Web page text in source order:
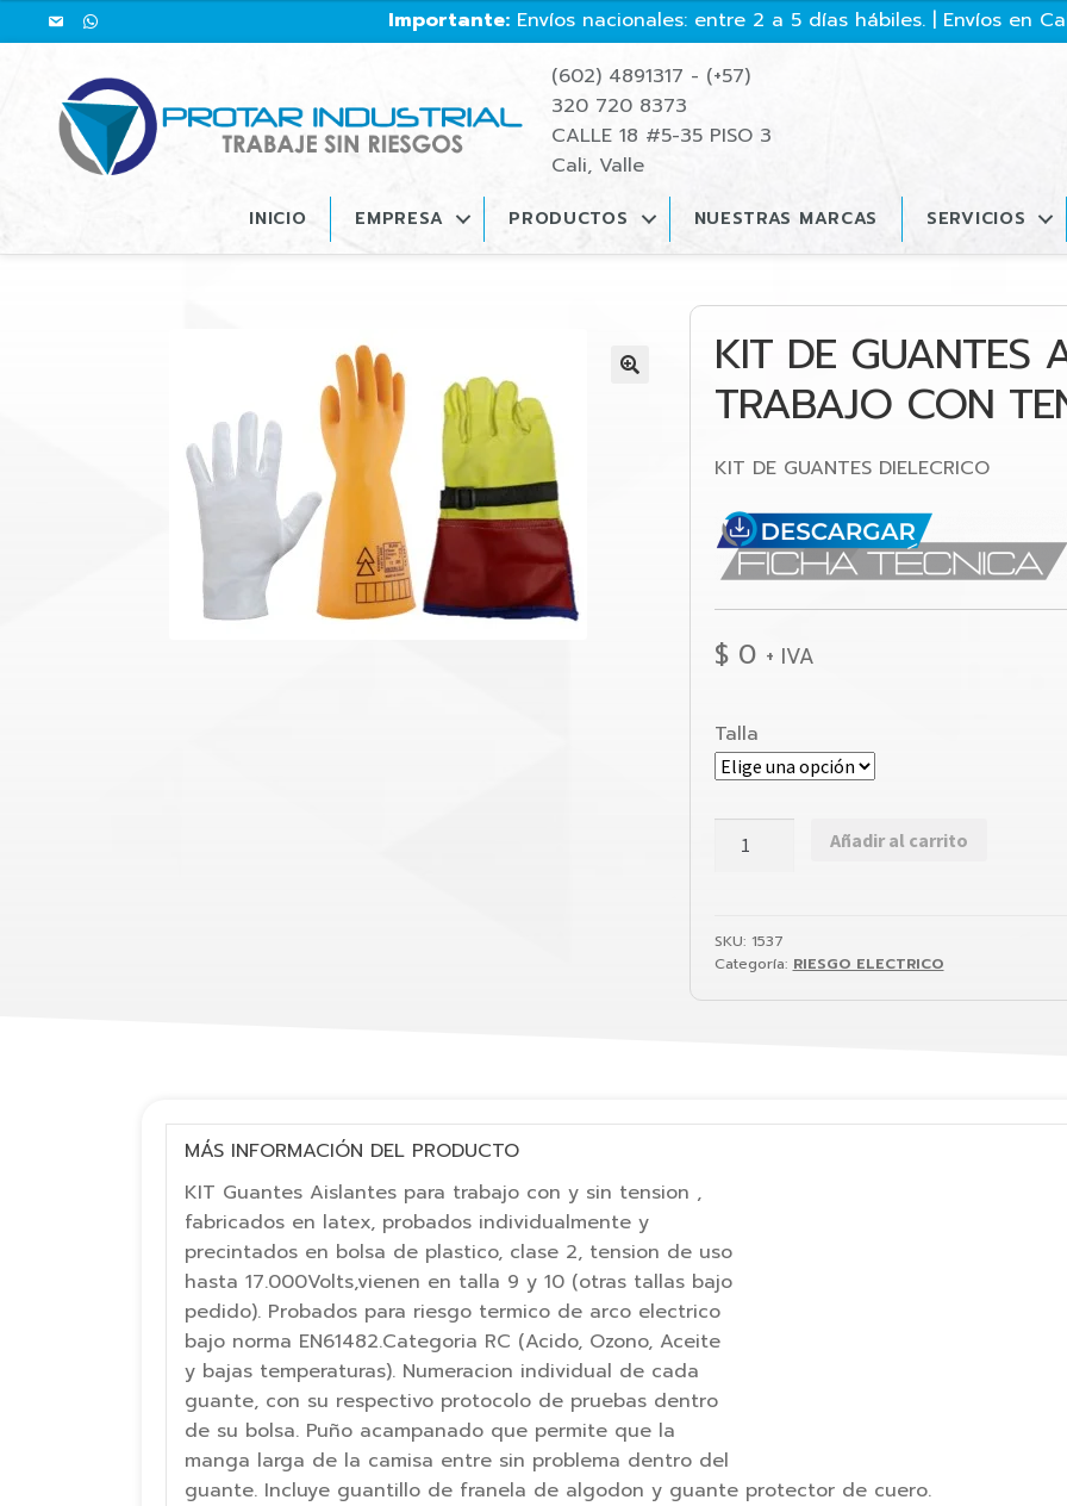
Importante:Envíos nacionales: entre 2 a 5 días hábiles. | Envíos en
(602) 4891317 - (+57)
320 720 8373
CALLE 18 #5-35 PISO 3
Cali, Valle
INICIO EMPRESA PRODUCTOS NUESTRAS MARCAS SERVICIOS
KIT DE GUANTES
TRABAJO CON
KIT DE GUANTES DIELECRICO
$0 + IVA
Talla
KIT
PARA
TRABAJO
CON
cantidad
Añadir al carrito
SKU: 1537
Categoría: RIESGO ELECTRICO
MÁS INFORMACIÓN DEL PRODUCTO
KIT Guantes Aislantes para trabajo con y sin tension ,
fabricados en latex, probados individualmente y
precintados en bolsa de plastico, clase 2, tension de uso
hasta 17.000Volts,vienen en talla 9 y 10 (otras tallas bajo
pedido). Probados para riesgo termico de arco electrico
bajo norma EN61482.Categoria RC (Acido, Ozono, Aceite
y bajas temperaturas). Numeracion individual de cada
guante, con su respectivo protocolo de pruebas dentro
de su bolsa. Puño acampanado que permite que la
manga larga de la camisa entre sin problema dentro del
guante. Incluye guantillo de franela de algodon y guante protector de cuero.